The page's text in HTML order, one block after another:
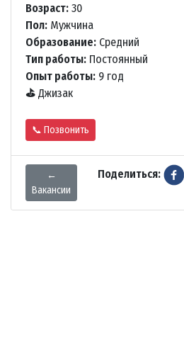
Возраст: 30
Пол: Мужчина
Образование: Средний
Тип работы: Постоянный
Опыт работы: 9 год
⛳ Джизак
📞 Позвонить
←
Вакансии
Поделиться: